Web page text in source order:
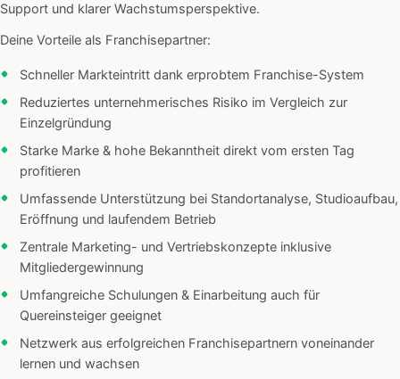
Support und klarer Wachstumsperspektive.
Deine Vorteile als Franchisepartner:
Schneller Markteintritt dank erprobtem Franchise-System
Reduziertes unternehmerisches Risiko im Vergleich zur
Einzelgründung
Starke Marke & hohe Bekanntheit direkt vom ersten Tag
profitieren
Umfassende Unterstützung bei Standortanalyse, Studioaufbau,
Eröffnung und laufendem Betrieb
Zentrale Marketing- und Vertriebskonzepte inklusive
Mitgliedergewinnung
Umfangreiche Schulungen & Einarbeitung auch für
Quereinsteiger geeignet
Netzwerk aus erfolgreichen Franchisepartnern voneinander
lernen und wachsen